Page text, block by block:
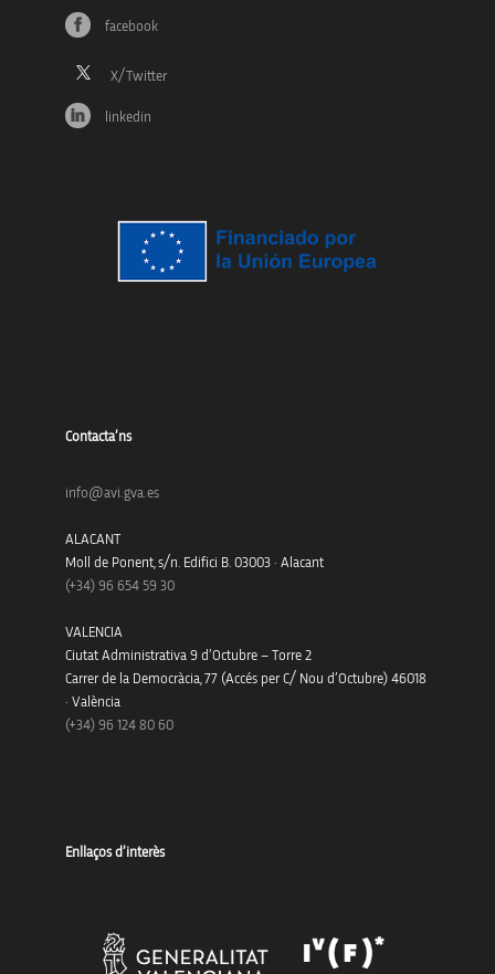
facebook
linkedin
Contacta’ns
info@avi.gva.es
ALACANT
Moll de Ponent, s/n. Edifici B. 03003 · Alacant
(+34) 96 654 59 30
VALENCIA
Ciutat Administrativa 9 d’Octubre – Torre 2
Carrer de la Democràcia, 77 (Accés per C/ Nou d’Octubre) 46018
· València
(+34) 96 124 80 60
Enllaços d’interès